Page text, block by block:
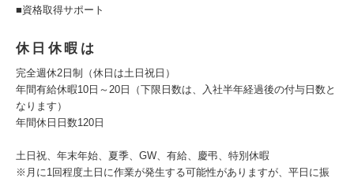
■資格取得サポート
休日休暇は
完全週休2日制（休日は土日祝日）
年間有給休暇10日～20日（下限日数は、入社半年経過後の付与日数と
なります）
年間休日日数120日
土日祝、年末年始、夏季、GW、有給、慶弔、特別休暇
※月に1回程度土日に作業が発生する可能性がありますが、平日に振